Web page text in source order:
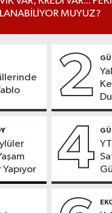
MUYUZ?
2
Yapıyor
4